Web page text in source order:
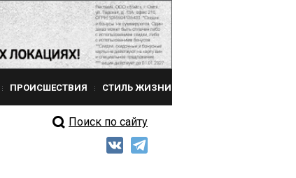
ПРОИСШЕСТВИЯ СТИЛЬ ЖИЗНИ
Поиск по сайту